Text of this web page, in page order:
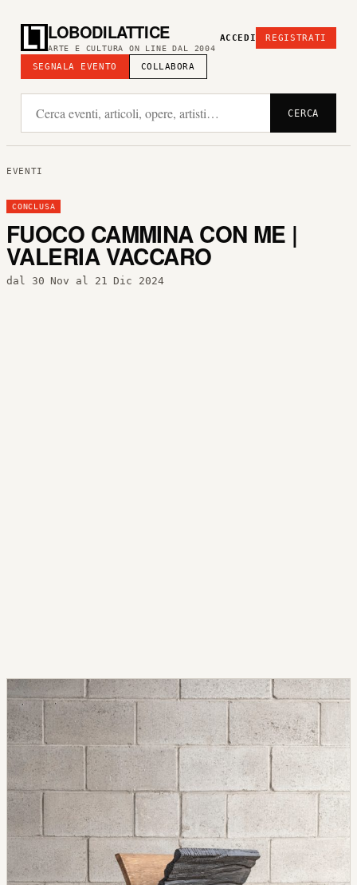
LOBODILATTICE
ARTE E CULTURA ON LINE DAL 2004
SEGNALA EVENTO COLLABORA
ACCEDI REGISTRATI
CERCA
EVENTI
CONCLUSA
FUOCO CAMMINA CON ME |
VALERIA VACCARO
dal 30 Nov al 21 Dic 2024